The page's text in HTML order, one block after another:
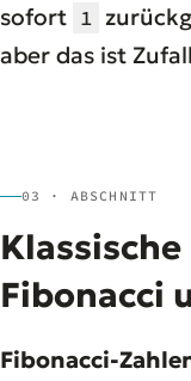
sofort 1
aber das ist
03 · ABSCHNITT
Fibonacci
Fibonacci-